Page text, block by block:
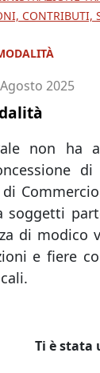
CONTRIBUTI,
2025
non ha
di
soggetti
di modico
e fiere
Ti è stata